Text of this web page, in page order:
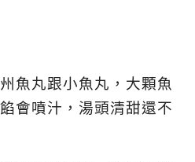
魚丸跟小魚丸，大顆魚
會噴汁，湯頭清甜還不